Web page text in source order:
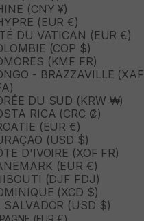
(CNY ¥)
(EUR €)
DU VATICAN (EUR €)
(COP $)
(KMF FR)
- BRAZZAVILLE (XAF
DU SUD (KRW ₩)
RICA (CRC ₡)
(EUR €)
(USD $)
D'IVOIRE (XOF FR)
(EUR €)
(DJF FDJ)
(XCD $)
SALVADOR (USD $)
(EUR €)